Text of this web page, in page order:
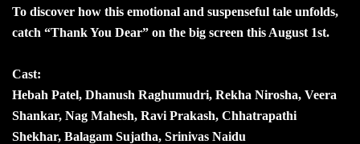
To discover how this emotional and suspenseful tale unfolds,
catch “Thank You Dear” on the big screen this August 1st.
Cast:
Hebah Patel, Dhanush Raghumudri, Rekha Nirosha, Veera
Shankar, Nag Mahesh, Ravi Prakash, Chhatrapathi
Shekhar, Balagam Sujatha, Srinivas Naidu